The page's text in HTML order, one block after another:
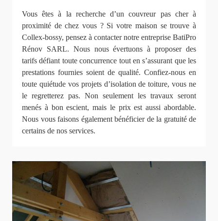
Vous êtes à la recherche d’un couvreur pas cher à
proximité de chez vous ? Si votre maison se trouve à
Collex-bossy, pensez à contacter notre entreprise BatiPro
Rénov SARL. Nous nous évertuons à proposer des
tarifs défiant toute concurrence tout en s’assurant que les
prestations fournies soient de qualité. Confiez-nous en
toute quiétude vos projets d’isolation de toiture, vous ne
le regretterez pas. Non seulement les travaux seront
menés à bon escient, mais le prix est aussi abordable.
Nous vous faisons également bénéficier de la gratuité de
certains de nos services.